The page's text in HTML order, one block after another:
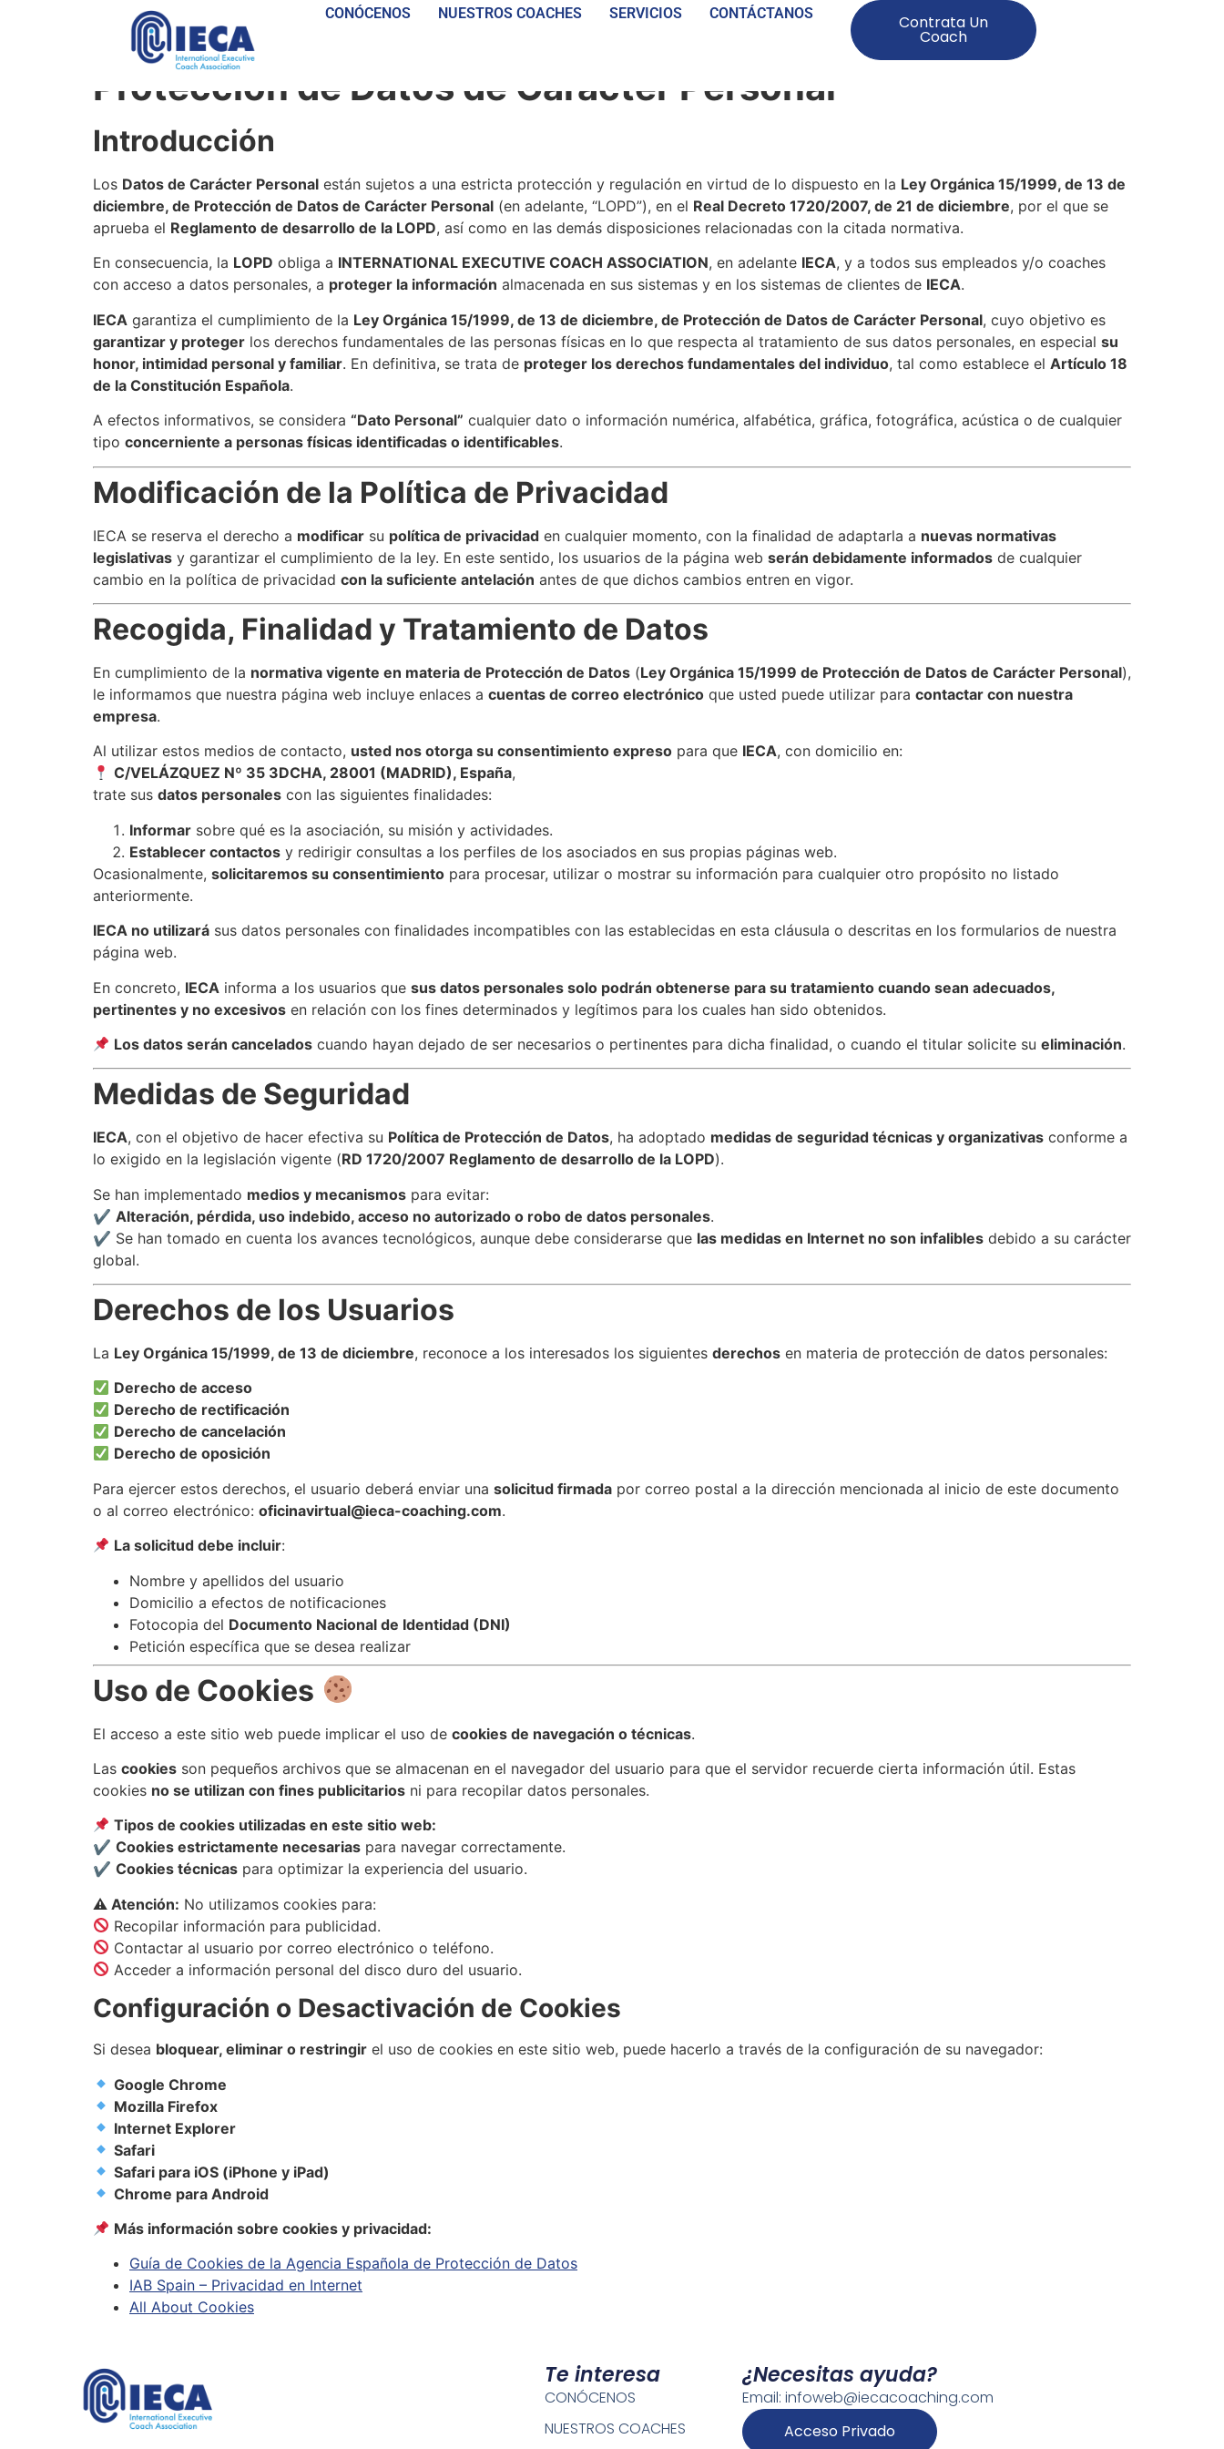
CONÓCENOS NUESTROS COACHES SERVICIOS CONTÁCTANOS Contrata Un
Coach
Politica de Privacidad
Protección de Datos de Carácter Personal
Introducción
Los Datos de Carácter Personal están sujetos a una estricta protección y regulación en virtud de lo dispuesto en la Ley Orgánica 15/1999, de 13 de
diciembre, de Protección de Datos de Carácter Personal (en adelante, “LOPD”), en el Real Decreto 1720/2007, de 21 de diciembre, por el que se
aprueba el Reglamento de desarrollo de la LOPD, así como en las demás disposiciones relacionadas con la citada normativa.
En consecuencia, la LOPD obliga a INTERNATIONAL EXECUTIVE COACH ASSOCIATION, en adelante IECA, y a todos sus empleados y/o coaches
con acceso a datos personales, a proteger la información almacenada en sus sistemas y en los sistemas de clientes de IECA.
IECA garantiza el cumplimiento de la Ley Orgánica 15/1999, de 13 de diciembre, de Protección de Datos de Carácter Personal, cuyo objetivo es
garantizar y proteger los derechos fundamentales de las personas físicas en lo que respecta al tratamiento de sus datos personales, en especial su
honor, intimidad personal y familiar. En definitiva, se trata de proteger los derechos fundamentales del individuo, tal como establece el Artículo 18
de la Constitución Española.
A efectos informativos, se considera “Dato Personal” cualquier dato o información numérica, alfabética, gráfica, fotográfica, acústica o de cualquier
tipo concerniente a personas físicas identificadas o identificables.
Modificación de la Política de Privacidad
IECA se reserva el derecho a modificar su política de privacidad en cualquier momento, con la finalidad de adaptarla a nuevas normativas
legislativas y garantizar el cumplimiento de la ley. En este sentido, los usuarios de la página web serán debidamente informados de cualquier
cambio en la política de privacidad con la suficiente antelación antes de que dichos cambios entren en vigor.
Recogida, Finalidad y Tratamiento de Datos
En cumplimiento de la normativa vigente en materia de Protección de Datos (Ley Orgánica 15/1999 de Protección de Datos de Carácter Personal),
le informamos que nuestra página web incluye enlaces a cuentas de correo electrónico que usted puede utilizar para contactar con nuestra
empresa.
Al utilizar estos medios de contacto, usted nos otorga su consentimiento expreso para que IECA, con domicilio en:
C/VELÁZQUEZ Nº 35 3DCHA, 28001 (MADRID), España,
trate sus datos personales con las siguientes finalidades:
Informar sobre qué es la asociación, su misión y actividades.
Establecer contactos y redirigir consultas a los perfiles de los asociados en sus propias páginas web.
Ocasionalmente, solicitaremos su consentimiento para procesar, utilizar o mostrar su información para cualquier otro propósito no listado
anteriormente.
IECA no utilizará sus datos personales con finalidades incompatibles con las establecidas en esta cláusula o descritas en los formularios de nuestra
página web.
En concreto, IECA informa a los usuarios que sus datos personales solo podrán obtenerse para su tratamiento cuando sean adecuados,
pertinentes y no excesivos en relación con los fines determinados y legítimos para los cuales han sido obtenidos.
Los datos serán cancelados cuando hayan dejado de ser necesarios o pertinentes para dicha finalidad, o cuando el titular solicite sueliminación.
Medidas de Seguridad
IECA, con el objetivo de hacer efectiva su Política de Protección de Datos, ha adoptado medidas de seguridad técnicas y organizativas conforme a
lo exigido en la legislación vigente (RD 1720/2007 Reglamento de desarrollo de la LOPD).
Se han implementado medios y mecanismos para evitar:
✔ Alteración, pérdida, uso indebido, acceso no autorizado o robo de datos personales.
✔ Se han tomado en cuenta los avances tecnológicos, aunque debe considerarse que las medidas en Internet no son infalibles debido a su carácter
global.
Derechos de los Usuarios
La Ley Orgánica 15/1999, de 13 de diciembre, reconoce a los interesados los siguientes derechos en materia de protección de datos personales:
Derecho de acceso
Derecho de rectificación
Derecho de cancelación
Derecho de oposición
Para ejercer estos derechos, el usuario deberá enviar una solicitud firmada por correo postal a la dirección mencionada al inicio de este documento
o al correo electrónico: oficinavirtual@ieca-coaching.com.
La solicitud debe incluir:
Nombre y apellidos del usuario
Domicilio a efectos de notificaciones
Fotocopia del Documento Nacional de Identidad (DNI)
Petición específica que se desea realizar
Uso de Cookies
El acceso a este sitio web puede implicar el uso de cookies de navegación o técnicas.
Las cookies son pequeños archivos que se almacenan en el navegador del usuario para que el servidor recuerde cierta información útil. Estas
cookies no se utilizan con fines publicitarios ni para recopilar datos personales.
Tipos de cookies utilizadas en este sitio web:
✔ Cookies estrictamente necesarias para navegar correctamente.
✔ Cookies técnicas para optimizar la experiencia del usuario.
⚠ Atención: No utilizamos cookies para:
Recopilar información para publicidad.
Contactar al usuario por correo electrónico o teléfono.
Acceder a información personal del disco duro del usuario.
Configuración o Desactivación de Cookies
Si desea bloquear, eliminar o restringir el uso de cookies en este sitio web, puede hacerlo a través de la configuración de su navegador:
Google Chrome
Mozilla Firefox
Internet Explorer
Safari
Safari para iOS (iPhone y iPad)
Chrome para Android
Más información sobre cookies y privacidad:
Guía de Cookies de la Agencia Española de Protección de Datos
IAB Spain – Privacidad en Internet
All About Cookies
Te interesa
CONÓCENOS
NUESTROS COACHES
¿Necesitas ayuda?
Email: infoweb@iecacoaching.com
Acceso Privado